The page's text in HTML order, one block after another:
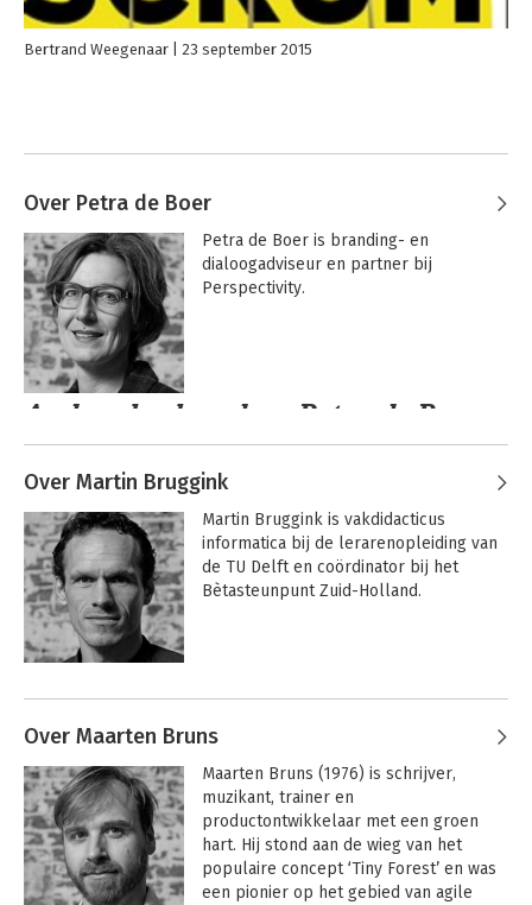
Bertrand Weegenaar 23 september 2015
Over Petra de Boer
Petra de Boer is branding- en
dialoogadviseur en partner bij
Perspectivity.
Andere boeken door Petra de Boer
Bekijk alle boeken
Over Martin Bruggink
Martin Bruggink is vakdidacticus
informatica bij de lerarenopleiding van
de TU Delft en coördinator bij het
Bètasteunpunt Zuid-Holland.
Andere boeken door Martin
Over Maarten Bruns
Maarten Bruns (1976) is schrijver,
muzikant, trainer en
productontwikkelaar met een groen
hart. Hij stond aan de wieg van het
populaire concept ‘Tiny Forest’ en was
een pionier op het gebied van agile